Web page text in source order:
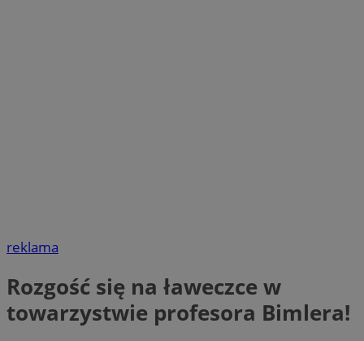
reklama
Rozgość się na ławeczce w
towarzystwie profesora Bimlera!